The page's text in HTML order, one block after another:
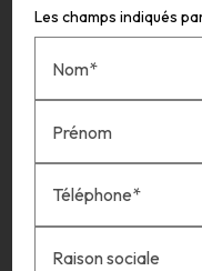
Les champs indiqués
Nom*
Prénom
Téléphone*
Raison sociale